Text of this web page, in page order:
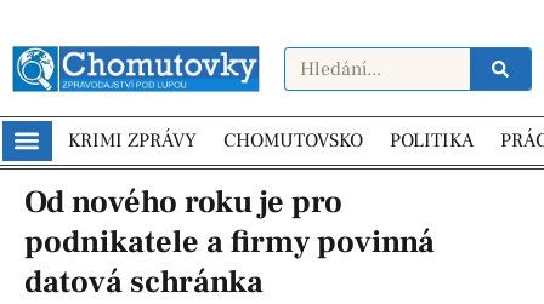
KRIMI ZPRÁVY CHOMUTOVSKO POLITIKA
Od nového roku je pro
podnikatele a firmy povinná
datová schránka